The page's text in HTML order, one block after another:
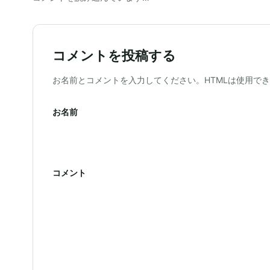
コメントを投稿する
お名前とコメントを入力してください。HTMLは使用でき
お名前
コメント
ウェブサイト